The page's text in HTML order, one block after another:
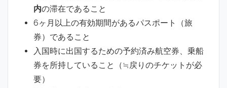
内の滞在であること
6ヶ月以上の有効期間があるパスポート（旅
券）であること
入国時に出国するための予約済み航空券、乗船
券を所持していること（≒戻りのチケットが必
要）